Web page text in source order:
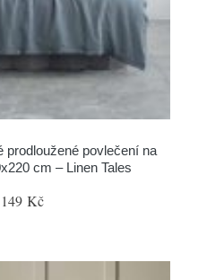
prodloužené povlečení na
cm – Linen Tales
Kč